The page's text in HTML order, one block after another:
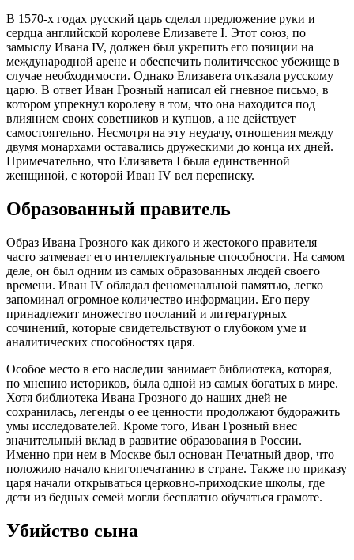
В 1570-х годах русский царь сделал предложение руки и
сердца английской королеве Елизавете I. Этот союз, по
замыслу Ивана IV, должен был укрепить его позиции на
международной арене и обеспечить политическое убежище в
случае необходимости. Однако Елизавета отказала русскому
царю. В ответ Иван Грозный написал ей гневное письмо, в
котором упрекнул королеву в том, что она находится под
влиянием своих советников и купцов, а не действует
самостоятельно. Несмотря на эту неудачу, отношения между
двумя монархами оставались дружескими до конца их дней.
Примечательно, что Елизавета I была единственной
женщиной, с которой Иван IV вел переписку.
Образованный правитель
Образ Ивана Грозного как дикого и жестокого правителя
часто затмевает его интеллектуальные способности. На самом
деле, он был одним из самых образованных людей своего
времени. Иван IV обладал феноменальной памятью, легко
запоминал огромное количество информации. Его перу
принадлежит множество посланий и литературных
сочинений, которые свидетельствуют о глубоком уме и
аналитических способностях царя.
Особое место в его наследии занимает библиотека, которая,
по мнению историков, была одной из самых богатых в мире.
Хотя библиотека Ивана Грозного до наших дней не
сохранилась, легенды о ее ценности продолжают будоражить
умы исследователей. Кроме того, Иван Грозный внес
значительный вклад в развитие образования в России.
Именно при нем в Москве был основан Печатный двор, что
положило начало книгопечатанию в стране. Также по приказу
царя начали открываться церковно-приходские школы, где
дети из бедных семей могли бесплатно обучаться грамоте.
Убийство сына